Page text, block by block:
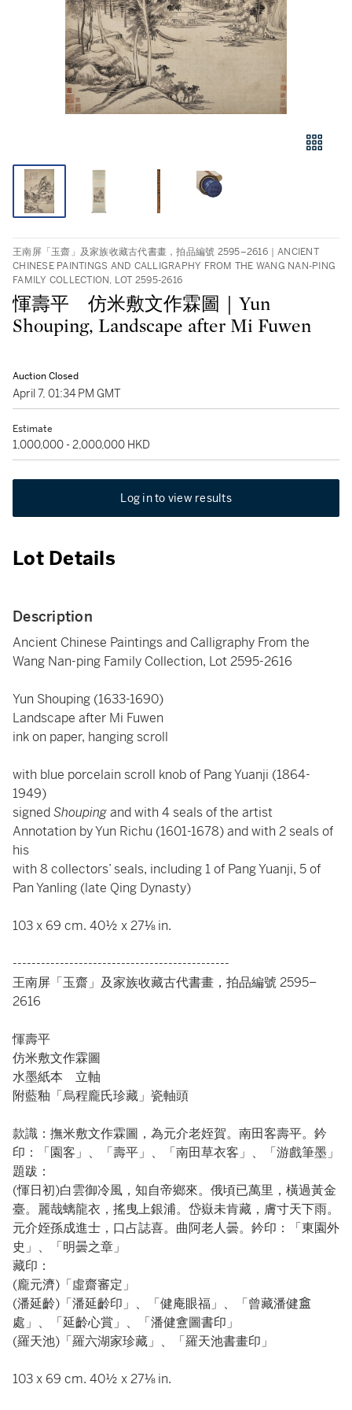
王南屏「玉齋」及家族收藏古代書畫，拍品編號 2595–2616｜ANCIENT
CHINESE PAINTINGS AND CALLIGRAPHY FROM THE WANG NAN-PING
FAMILY COLLECTION, LOT 2595-2616
惲壽平 仿米敷文作霖圖｜Yun
Shouping, Landscape after Mi Fuwen
Auction Closed
April 7, 01:34 PM GMT
Estimate
1,000,000 - 2,000,000 HKD
Log in to view results
Lot Details
Description
Ancient Chinese Paintings and Calligraphy From the
Wang Nan-ping Family Collection, Lot 2595-2616
Yun Shouping (1633-1690)
Landscape after Mi Fuwen
ink on paper, hanging scroll
with blue porcelain scroll knob of Pang Yuanji (1864-
1949)
signedShoupingand with 4 seals of the artist
Annotation by Yun Richu (1601-1678) and with 2 seals of
his
with 8 collectors’ seals, including 1 of Pang Yuanji, 5 of
Pan Yanling (late Qing Dynasty)
103 x 69 cm. 40½ x 27⅛ in.
----------------------------------------------
王南屏「玉齋」及家族收藏古代書畫，拍品編號 2595–
2616
惲壽平
仿米敷文作霖圖
水墨紙本 立軸
附藍釉「烏程龐氏珍藏」瓷軸頭
款識：撫米敷文作霖圖，為元介老姪賀。南田客壽平。鈐
印：「園客」、「壽平」、「南田草衣客」、「游戲筆墨」
題跋：
(惲日初)白雲御冷風，知自帝鄉來。俄頃已萬里，橫過黃金
臺。麗哉螭龍衣，搖曳上銀浦。岱嶽未肯藏，膚寸天下雨。
元介姪孫成進士，口占誌喜。曲阿老人曇。鈐印：「東園外
史」、「明曇之章」
藏印：
(龐元濟)「虛齋審定」
(潘延齡)「潘延齡印」、「健庵眼福」、「曾藏潘健𥂝
處」、「延齡心賞」、「潘健盦圖書印」
(羅天池)「羅六湖家珍藏」、「羅天池書畫印」
103 x 69 cm. 40½ x 27⅛ in.